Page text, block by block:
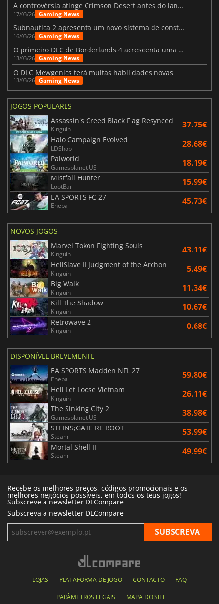
A controvérsia atinge Crimson Desert antes do lançamento
17/03/26 Gaming News
Subnautica 2 apresenta um novo sistema de construção de bases
16/03/26 Gaming News
O primeiro DLC de Borderlands 4 acrescenta uma nova personagem e muito mais
13/03/26 Gaming News
O DLC Mewgenics terá muitas habilidades novas
13/03/26 Gaming News
JOGOS POPULARES
Assassin's Creed Black Flag Resynced
Kinguin 37.75€
Halo Campaign Evolved
LDShop 28.68€
Palworld
Gamesplanet US 18.19€
Mistfall Hunter
LootBar 15.99€
EA SPORTS FC 27
Eneba 45.73€
NOVOS JOGOS
Marvel Tokon Fighting Souls
Kinguin 43.11€
HellSlave II Judgment of the Archon
Kinguin 5.49€
Big Walk
Kinguin 11.34€
Kill The Shadow
Kinguin 10.67€
Retrowave 2
Kinguin 0.68€
DISPONÍVEL BREVEMENTE
EA SPORTS Madden NFL 27
Eneba 59.80€
Hell Let Loose Vietnam
Kinguin 26.11€
The Sinking City 2
Gamesplanet US 38.98€
STEINS;GATE RE BOOT
Steam 53.99€
Mortal Shell II
Steam 49.99€
Recebe os melhores preços, códigos promocionais e os
melhores negócios possíveis, em todos os teus jogos!
Subscreve a newsletter DLCompare
Subscreva a newsletter DLCompare
LOJAS PLATAFORMA DE JOGO CONTACTO FAQ
PARÂMETROS LEGAIS MAPA DO SITE